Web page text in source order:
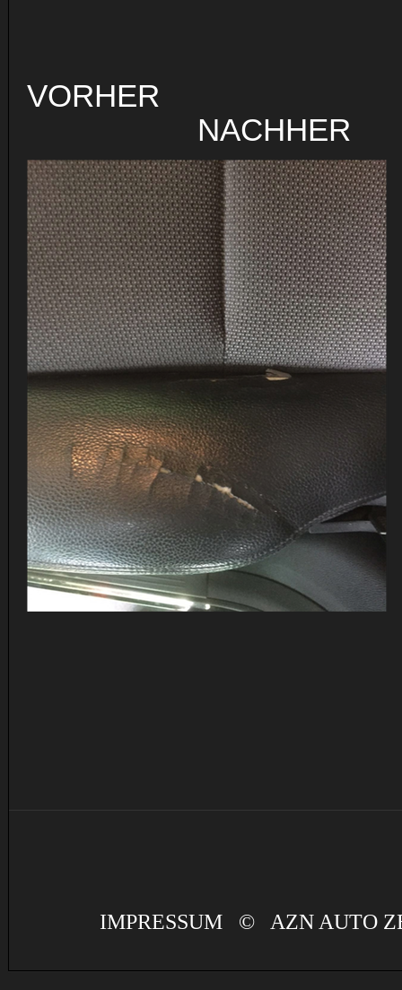
NACHHER
IMPRESSUM © AZN AUTO